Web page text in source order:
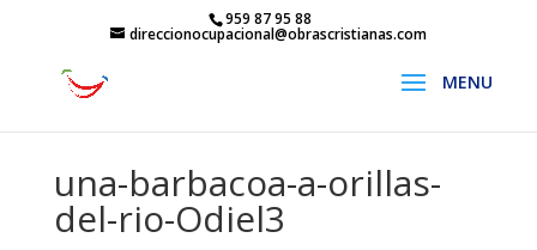
959 87 95 88
direccionocupacional@obrascristianas.com
una-barbacoa-a-orillas-
del-rio-Odiel3